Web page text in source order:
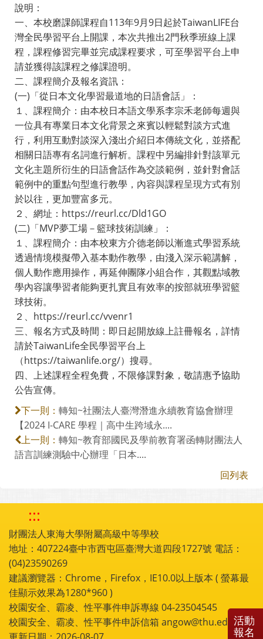
說明：
一、本校磨課師課程自113年9月9日起於TaiwanLIFE台
灣全民學習平台上開課，本次共推出2門秋季班線上課
程，課程修習完畢並完成課程要求，可至學習平台上申
請並獲得該課程之修課證明。
二、課程簡介及報名資訊：
(一)「從日本文化學習最道地的日語會話」：
１、課程簡介：由本校日本語文學系李宗禾老師每週與
一位具有專業日本文化背景之來賓以輕鬆對談方式進
行，利用互動對談深入淺出介紹日本傳統文化，並搭配
相關日語專有名詞進行解析。課程中另編排針對該單元
文化主題所衍生的日語會話作為交談範例，並針對會話
範例中的重點句型進行教學，內容與課程呈現方式有別
於以往，更加豐富多元。
２、網址：https://reurl.cc/Dld1GO
(二)「MVP夢工場－籃球技術訓練」：
１、課程簡介：由本校東方介德老師以漸進式學習系統
透過情境模擬帶入基本動作教學，由淺入深示範講解，
個人動作應用操作，再延伸團隊小組合作，其觀點域教
學內容讓學習者能夠更扎實且有效率的按部就班學習籃
球技術。
２、https://reurl.cc/vvenr1
三、報名方式及時間：即日起開放線上註冊報名，詳情
請於TaiwanLife全民學習平台上
（https://taiwanlife.org/）搜尋。
四、上述課程全程免費，不限修課對象，敬請惠予協助
公告宣傳。
下一則： 轉知~社團法人臺灣潛進永續教育協會辦理
【2024 I-CARE 學程｜高中生跨域永....
上一則： 轉知~教育部國民及學前教育署函轉財團法人
語言訓練測驗中心辦理「日本....
回列表
:::
財團法人東海大學附屬高級中等學校
地址：407224臺中市西屯區臺灣大道四段1727號 電話：
(04)23590269
建議瀏覽器：Chrome，Firefox，IE10.0以上版本 ( 螢幕最
佳顯示效果為1280*960 )
校園安全、霸凌、性平事件申訴專線 04-23504545
校園安全、霸凌、性平事件申訴信箱 angow@thu.edu.tw
活動
報名